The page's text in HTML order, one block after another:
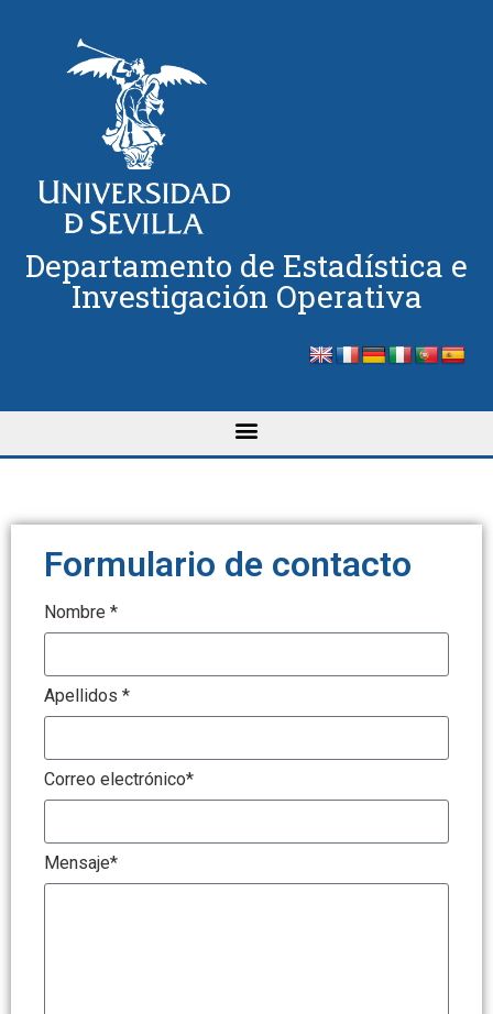
Departamento de Estadística e
Investigación Operativa
Formulario de contacto
Nombre *
Apellidos *
Correo electrónico*
Mensaje*